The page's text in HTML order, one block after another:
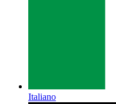
Italiano